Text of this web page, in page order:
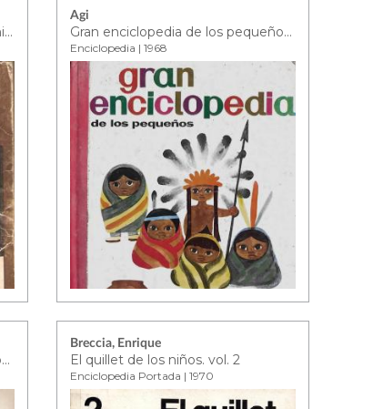
Historia de la humanidad. La Prehistoria II : Las Primeras Civilizaciones
Agi
Gran enciclopedia de los pequeños - tomo 4
Enciclopedia | 1968
Gran enciclopedia de los pequeños - tomo 4
Breccia, Enrique
El quillet de los niños. vol. 2
Enciclopedia Portada | 1970